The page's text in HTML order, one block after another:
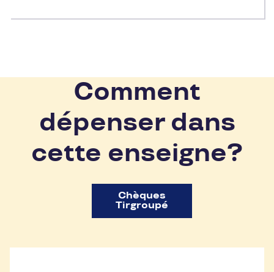
Comment
dépenser dans
cette enseigne?
Chèques
Tirgroupé